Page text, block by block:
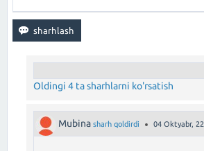
Oldingi 4 ta sharhlarni ko'rsatish
Mubina sharh qoldirdi 04 Oktyabr, 22